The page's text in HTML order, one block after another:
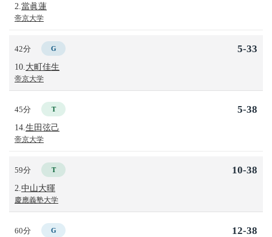
2. 當眞蓮
帝京大学
42分 G
10. 大町佳生
帝京大学
5-33
45分 T
14. 生田弦己
帝京大学
5-38
59分 T
2. 中山大暉
慶應義塾大学
10-38
60分 G 12-38